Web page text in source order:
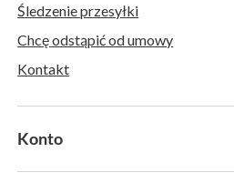
Śledzenie przesyłki
Chcę odstąpić od umowy
Kontakt
Konto